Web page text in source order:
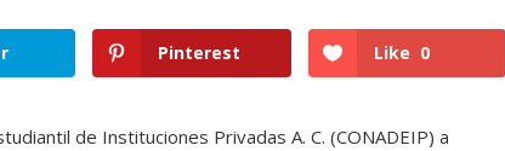
Pinterest Like 0
de Instituciones Privadas A. C. (CONADEIP) a